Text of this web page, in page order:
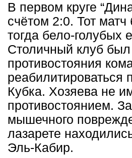
В первом круге
счётом 2:0. Тот
тогда бело-голубых
Столичный клуб
противостояния
реабилитироваться
Кубка. Хозяева не
противостоянием.
мышечного
лазарете
Эль-Кабир.